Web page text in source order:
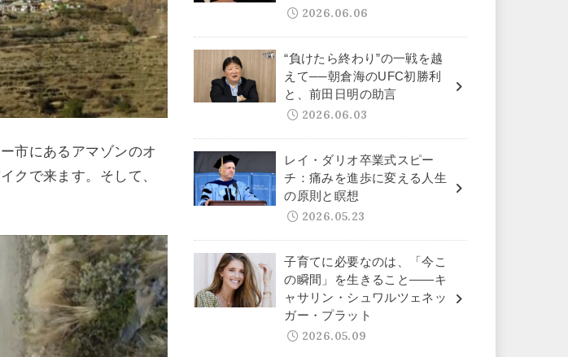
市にあるアマゾンのオ
クで来ます。そして、
2026.06.06
“負けたら終わり”の一戦を越
えて──朝倉海のUFC初勝利
と、前田日明の助言
2026.06.03
レイ・ダリオ卒業式スピー
チ：痛みを進歩に変える人生
の原則と瞑想
2026.05.23
子育てに必要なのは、「今こ
の瞬間」を生きること——キ
ャサリン・シュワルツェネッ
ガー・プラット
2026.05.09